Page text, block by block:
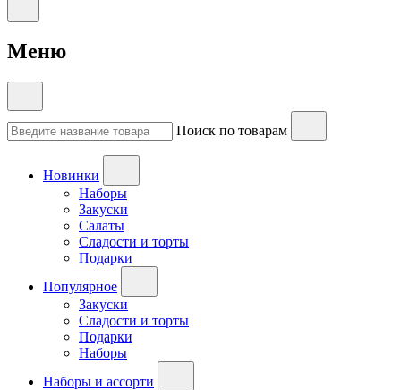
Меню
Поиск по товарам
Новинки
Наборы
Закуски
Салаты
Сладости и торты
Подарки
Популярное
Закуски
Сладости и торты
Подарки
Наборы
Наборы и ассорти